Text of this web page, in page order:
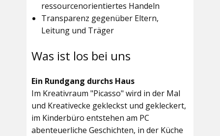
ressourcenorientiertes Handeln
Transparenz gegenüber Eltern,
Leitung und Träger
Was ist los bei uns
Ein Rundgang durchs Haus
Im Kreativraum "Picasso" wird in der Mal
und Kreativecke gekleckst und gekleckert,
im Kinderbüro entstehen am PC
abenteuerliche Geschichten, in der Küche